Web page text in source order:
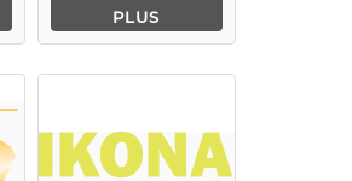
PLUS